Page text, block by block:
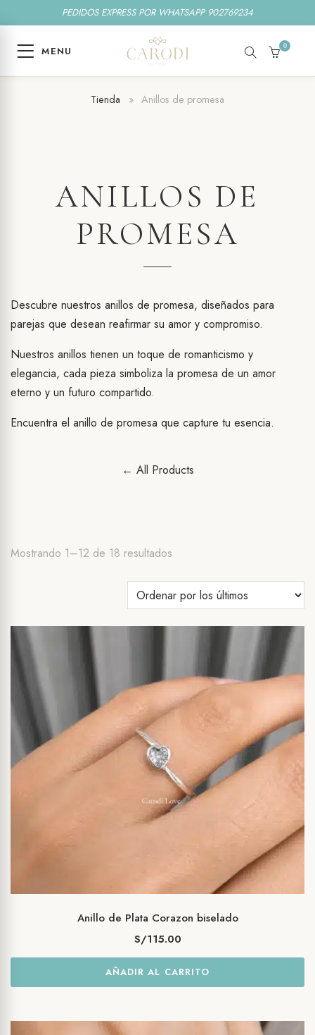
PEDIDOS EXPRESS POR WHATSAPP 902769234
MENU
SEARCH
0
Tienda » Anillos de promesa
ANILLOS DE
PROMESA
Descubre nuestros anillos de promesa, diseñados para
parejas que desean reafirmar su amor y compromiso.
Nuestros anillos tienen un toque de romanticismo y
elegancia, cada pieza simboliza la promesa de un amor
eterno y un futuro compartido.
Encuentra el anillo de promesa que capture tu esencia.
← All Products
Mostrando 1–12 de 18 resultados
los
últimos
Anillo de Plata Corazon biselado
S/115.00
AÑADIR AL CARRITO